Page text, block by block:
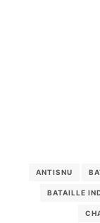
ANTISNU
BATAILLE